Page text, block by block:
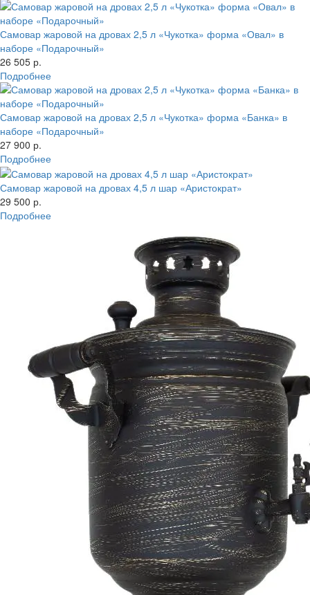
Самовар жаровой на дровах 2,5 л «Чукотка» форма «Овал» в
наборе «Подарочный»
26 505 р.
Подробнее
Самовар жаровой на дровах 2,5 л «Чукотка» форма «Банка» в
наборе «Подарочный»
27 900 р.
Подробнее
Самовар жаровой на дровах 4,5 л шар «Аристократ»
29 500 р.
Подробнее